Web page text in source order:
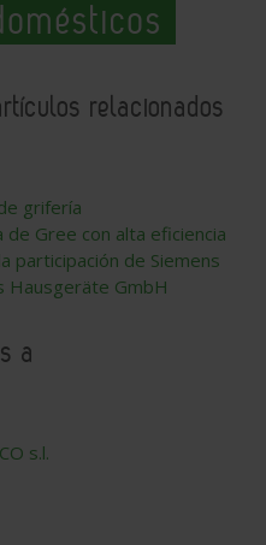
relacionados
grifería
Gree con alta eficiencia
participación de Siemens
Hausgeräte GmbH
a
s.l.